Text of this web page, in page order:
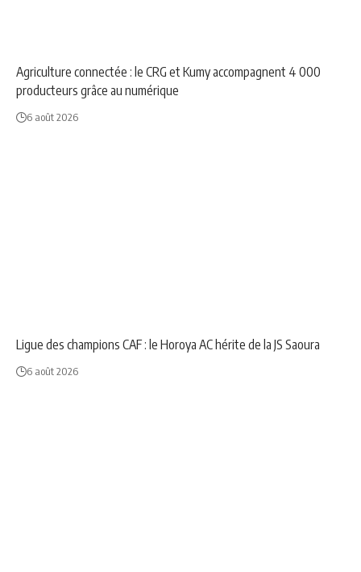
Agriculture connectée : le CRG et Kumy accompagnent 4 000
producteurs grâce au numérique
6 août 2026
Ligue des champions CAF : le Horoya AC hérite de la JS Saoura
6 août 2026